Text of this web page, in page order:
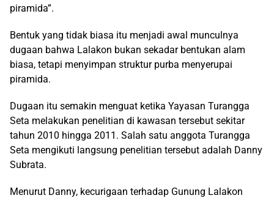
piramida”.
Bentuk yang tidak biasa itu menjadi awal munculnya
dugaan bahwa Lalakon bukan sekadar bentukan alam
biasa, tetapi menyimpan struktur purba menyerupai
piramida.
Dugaan itu semakin menguat ketika Yayasan Turangga
Seta melakukan penelitian di kawasan tersebut sekitar
tahun 2010 hingga 2011. Salah satu anggota Turangga
Seta mengikuti langsung penelitian tersebut adalah Danny
Subrata.
Menurut Danny, kecurigaan terhadap Gunung Lalakon